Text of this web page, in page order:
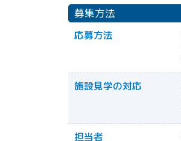
募集方法
応募方法
施設見学の対応
担当者